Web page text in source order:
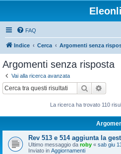
FAQ
Indice Cerca Argomenti senza
Argomenti senza risposta
Vai alla ricerca avanzata
Cerca
La ricerca ha trovato 110
Rev 513 e 514 aggiunta la
Ultimo messaggio da roby « sab giu
Inviato in Aggiornamenti